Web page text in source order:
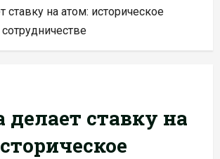
ставку на атом: историческое
ставку на